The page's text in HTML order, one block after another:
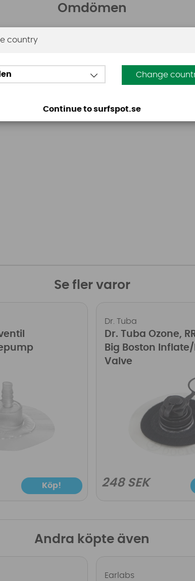
Omdömen
här produkten har inga recensioner. Du måste
Se fler varor
Köp!
Dr. Tuba
Dr. Tuba Ozone,
Big Boston
Valve
248 SEK
Andra köpte även
Earlabs
country
Change
Continue to surfspot.se